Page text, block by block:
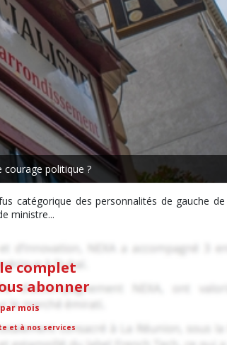
courage politique ?
catégorique des personnalités de gauche
ministre...
complet
abonner
mois
et à nos services